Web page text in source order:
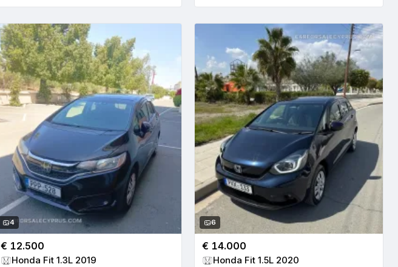
4
€ 12.500
Honda Fit 1.3L 2019
6
€ 14.000
Honda Fit 1.5L 2020